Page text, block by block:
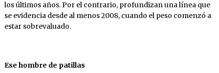
los últimos años. Por el contrario, profundizan una línea que
se evidencia desde al menos 2008, cuando el peso comenzó a
estar sobrevaluado.
Ese hombre de patillas